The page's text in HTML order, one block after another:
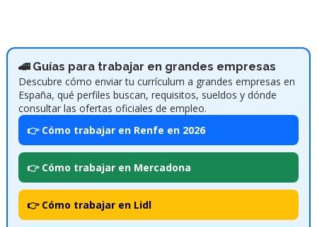
🚄 Guías para trabajar en grandes empresas
Descubre cómo enviar tu currículum a grandes empresas en
España, qué perfiles buscan, requisitos, sueldos y dónde
consultar las ofertas oficiales de empleo.
👉 Cómo trabajar en Renfe en 2026
👉 Cómo trabajar en Mercadona
👉 Cómo trabajar en Lidl